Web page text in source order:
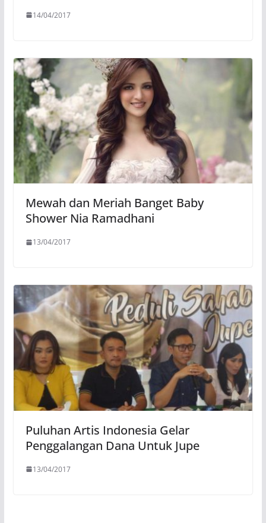
14/04/2017
Mewah dan Meriah Banget Baby
Shower Nia Ramadhani
13/04/2017
Puluhan Artis Indonesia Gelar
Penggalangan Dana Untuk Jupe
13/04/2017